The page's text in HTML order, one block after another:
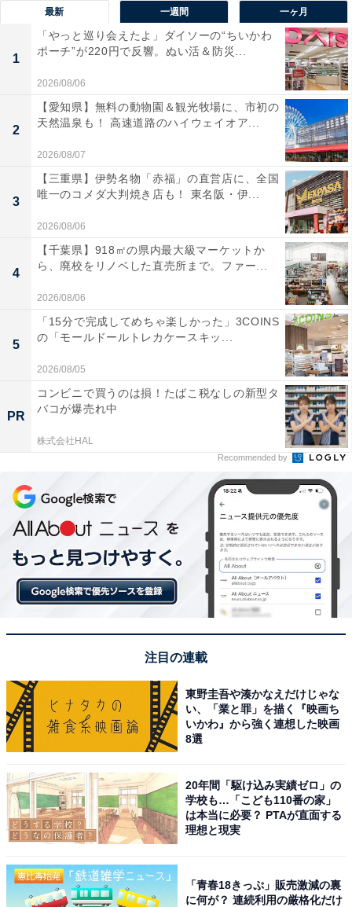
最新 一週間 一ヶ月
1
「やっと巡り会えたよ」ダイソーの“ちいかわ
ポーチ”が220円で反響。ぬい活＆防災...
2026/08/06
2
【愛知県】無料の動物園＆観光牧場に、市初の
天然温泉も！ 高速道路のハイウェイオア...
2026/08/07
3
【三重県】伊勢名物「赤福」の直営店に、全国
唯一のコメダ大判焼き店も！ 東名阪・伊...
2026/08/06
4
【千葉県】918㎡の県内最大級マーケットか
ら、廃校をリノベした直売所まで。ファー...
2026/08/06
5
「15分で完成してめちゃ楽しかった」3COINS
の「モールドールトレカケースキッ...
2026/08/05
PR
コンビニで買うのは損！たばこ税なしの新型タ
バコが爆売れ中
株式会社HAL
Recommended by
注目の連載
東野圭吾や湊かなえだけじゃな
い、「業と罪」を描く『映画ち
いかわ』から強く連想した映画
8選
20年間「駆け込み実績ゼロ」の
学校も…「こども110番の家」
は本当に必要？ PTAが直面する
理想と現実
「青春18きっぷ」販売激減の裏
に何が？ 連続利用の厳格化だけ